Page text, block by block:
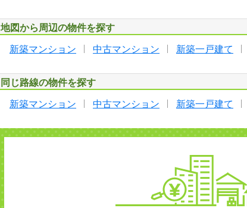
地図から周辺の物件を探す
新築マンション 中古マンション 新築一戸建て
同じ路線の物件を探す
新築マンション 中古マンション 新築一戸建て